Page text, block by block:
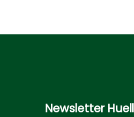
pueden
producto
Newsletter